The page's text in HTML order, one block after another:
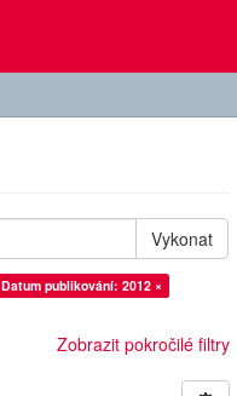
Vykonat
Datum publikování: 2012 ×
Zobrazit pokročilé filtry